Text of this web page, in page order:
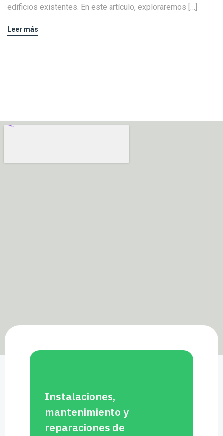
edificios existentes. En este artículo, exploraremos […]
Leer más
Instalaciones,
mantenimiento y
reparaciones de